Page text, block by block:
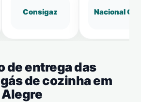
Consigaz Nacional Gás
de entrega das
de cozinha em